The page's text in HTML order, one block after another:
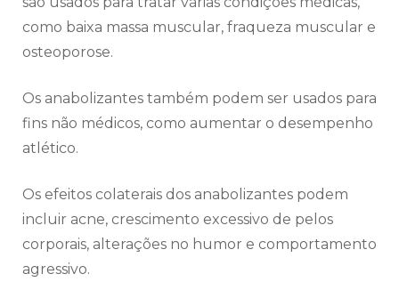
como baixa massa muscular, fraqueza muscular e
osteoporose.
Os anabolizantes também podem ser usados para
fins não médicos, como aumentar o desempenho
atlético.
Os efeitos colaterais dos anabolizantes podem
incluir acne, crescimento excessivo de pelos
corporais, alterações no humor e comportamento
agressivo.